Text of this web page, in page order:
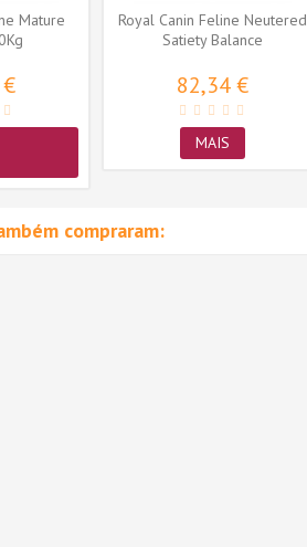
Mature
Royal Canin Feline Neutered
Satiety Balance
82,34 €
MAIS
compraram: